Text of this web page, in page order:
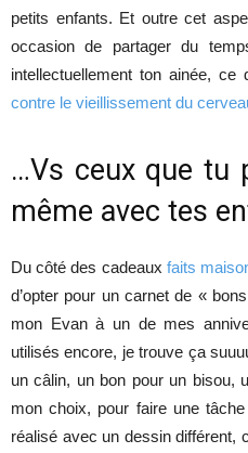
petits enfants. Et outre cet
occasion de partager du
intellectuellement ton ainée, ce
contre le vieillissement du
…Vs ceux que tu
même avec tes
Du côté des cadeaux faits
d’opter pour un carnet de «
mon Evan à un de mes
utilisés encore, je trouve ça
un câlin, un bon pour un bisou,
mon choix, pour faire une
réalisé avec un dessin différent,